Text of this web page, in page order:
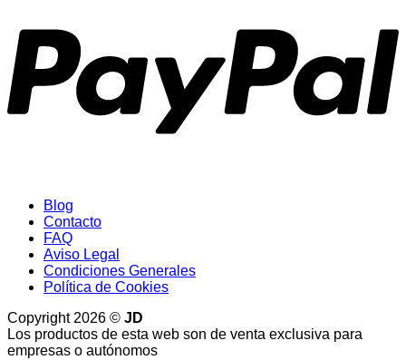
Blog
Contacto
FAQ
Aviso Legal
Condiciones Generales
Política de Cookies
Copyright 2026 © JD
Los productos de esta web son de venta exclusiva para
empresas o autónomos